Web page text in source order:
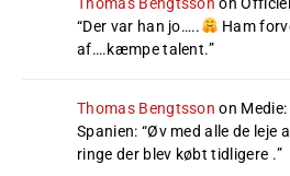
“Der var han jo…..
Ham
af….kæmpe talent.”
Thomas Bengtsson on
Spanien: “Øv med alle de leje
ringe der blev købt tidligere .”